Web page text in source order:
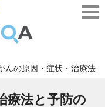
んの原因・症状・治療法
療法と予防の